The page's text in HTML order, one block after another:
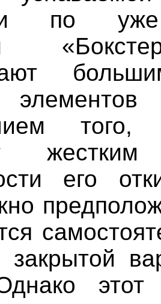
по
его
закрытой